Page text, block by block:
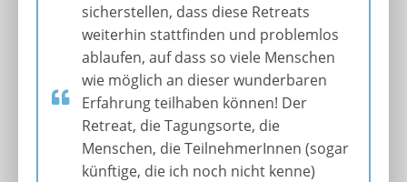
sicherstellen, dass diese Retreats
weiterhin stattfinden und problemlos
ablaufen, auf dass so viele Menschen
wie möglich an dieser wunderbaren
Erfahrung teilhaben können! Der
Retreat, die Tagungsorte, die
Menschen, die TeilnehmerInnen (sogar
künftige, die ich noch nicht kenne)